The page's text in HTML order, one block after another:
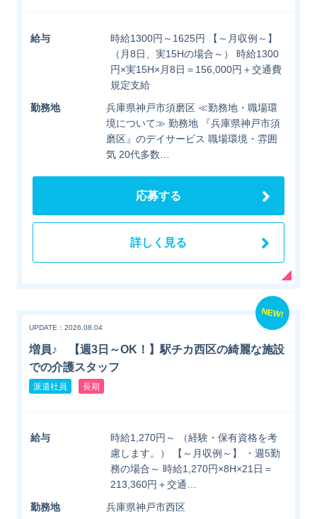
給与
時給1300円～1625円 【～月収例～】
（月8日、実15Hの場合～） 時給1300
円×実15H×月8日＝156,000円＋交通費
規定支給
勤務地
兵庫県神戸市須磨区 ≪勤務地・職場環
境について≫ 勤務地 『兵庫県神戸市須
磨区』のデイサービス 職場環境・雰囲
気 20代多数…
応募する
詳しく見る
NEW!
UPDATE：2026.08.04
増員♪ 【週3日～OK！】駅チカ西区の綺麗な施設
での介護スタッフ
派遣社員 長期
給与
時給1,270円～ （経験・保有資格を考
慮します。） 【～月収例～】 ・週5勤
務の場合～ 時給1,270円×8H×21日＝
213,360円＋交通…
勤務地
兵庫県神戸市西区